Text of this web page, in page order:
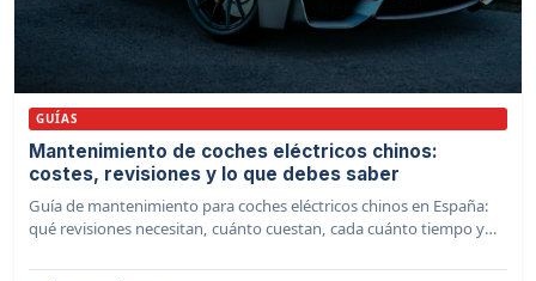
GUÍAS
Mantenimiento de coches eléctricos chinos:
costes, revisiones y lo que debes saber
Guía de mantenimiento para coches eléctricos chinos en España:
qué revisiones necesitan, cuánto cuestan, cada cuánto tiempo y